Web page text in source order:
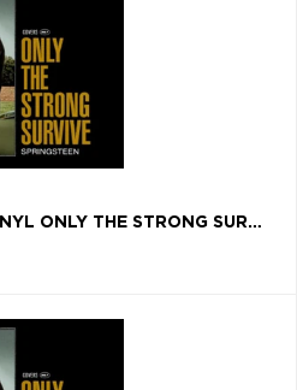
BRUCE SPRINGSTEEN, VINYL ONLY THE STRONG SURVIVE